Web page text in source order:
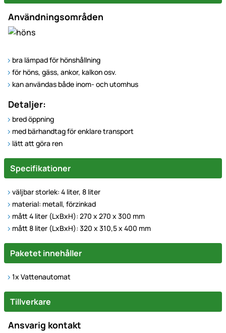
Användningsområden
bra lämpad för hönshållning
för höns, gäss, ankor, kalkon osv.
kan användas både inom- och utomhus
Detaljer:
bred öppning
med bärhandtag för enklare transport
lätt att göra ren
Specifikationer
väljbar storlek: 4 liter, 8 liter
material: metall, förzinkad
mått 4 liter (LxBxH): 270 x 270 x 300 mm
mått 8 liter (LxBxH): 320 x 310,5 x 400 mm
Paketet innehåller
1x Vattenautomat
Tillverkare
Ansvarig kontakt